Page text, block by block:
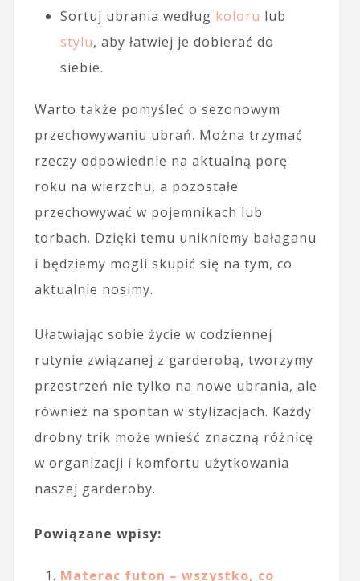
Sortuj ubrania według koloru lub
stylu, aby łatwiej je dobierać do
siebie.
Warto także pomyśleć o sezonowym
przechowywaniu ubrań. Można trzymać
rzeczy odpowiednie na aktualną porę
roku na wierzchu, a pozostałe
przechowywać w pojemnikach lub
torbach. Dzięki temu unikniemy bałaganu
i będziemy mogli skupić się na tym, co
aktualnie nosimy.
Ułatwiając sobie życie w codziennej
rutynie związanej z garderobą, tworzymy
przestrzeń nie tylko na nowe ubrania, ale
również na spontan w stylizacjach. Każdy
drobny trik może wnieść znaczną różnicę
w organizacji i komfortu użytkowania
naszej garderoby.
Powiązane wpisy:
Materac futon – wszystko, co